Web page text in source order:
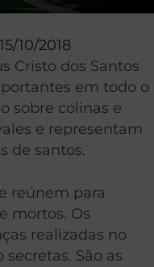
15/10/2018
Cristo dos Santos
em todo o
sobre colinas e
e representam
de santos.
reúnem para
mortos. Os
realizadas no
São as